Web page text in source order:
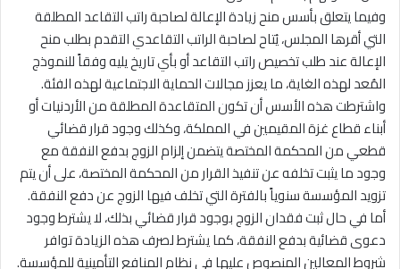
وفيما يتعلق بأسس منح زيادة الإعالة لصاحبة راتب التقاعد المطلقة
التي أقرها المجلس، يُتاح لصاحبة الراتب التقاعدي التقدم بطلب منح
الإعالة عند طلب تخصيص راتب التقاعد أو بأي تاريخ يليه وفقاً للنموذج
المُعد لهذه الغاية، ما يعزز مجالات الحماية الاجتماعية لهذه الفئة.
واشترطت هذه الأسس أن تكون المتقاعدة المطلقة من الأردنيات أو
أبناء قطاع غزة المقيمين في المملكة، وكذلك وجود قرار قضائي
قطعي من المحكمة المختصة يتضمن إلزام الزوج بدفع النفقة مع
وجود ما يثبت تخلفه عن تنفيذ القرار من المحكمة المختصة، على أن يتم
تزويد المؤسسة سنوياً بالفترة التي تخلف فيها الزوج عن دفع النفقة.
أما في حال ثبت فقدان الزوج بوجود قرار قضائي بذلك، لا يشترط وجود
دعوى قضائية بدفع النفقة، كما يشترط لصرف هذه الزيادة توافر
شروط المعالين المنصوص عليها في نظام المنافع التأمينية للمؤسسة.